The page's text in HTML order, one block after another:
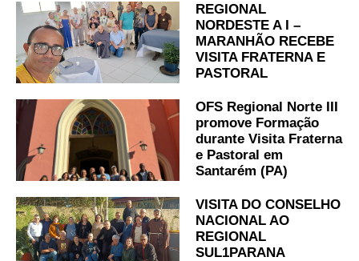
REGIONAL
NORDESTE A I –
MARANHÃO RECEBE
VISITA FRATERNA E
PASTORAL
OFS Regional Norte III
promove Formação
durante Visita Fraterna
e Pastoral em
Santarém (PA)
VISITA DO CONSELHO
NACIONAL AO
REGIONAL
SUL1PARANA